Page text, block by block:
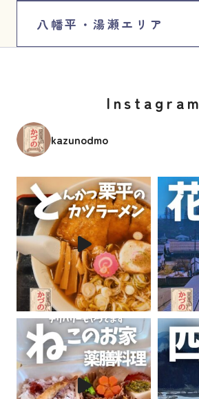
八幡平・湯瀬エリア
Instagram
kazunodmo